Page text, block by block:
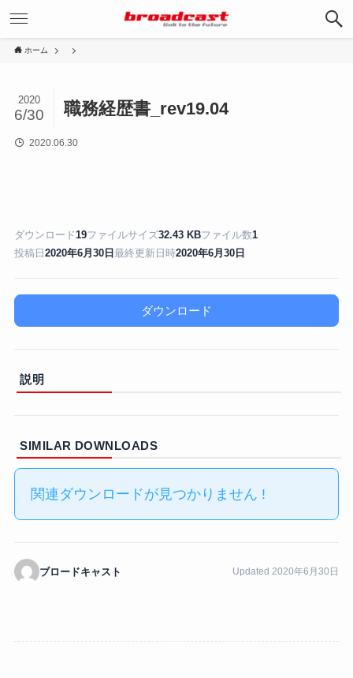
ホーム
職務経歴書_rev19.04
2020
6/30
2020.06.30
ダウンロード19ファイルサイズ32.43 KBファイル数1
投稿日 2020年6月30日 最終更新日時2020年6月30日
ダウンロード
説明
SIMILAR DOWNLOADS
関連ダウンロードが見つかりません !
ブロードキャスト Updated 2020年6月30日